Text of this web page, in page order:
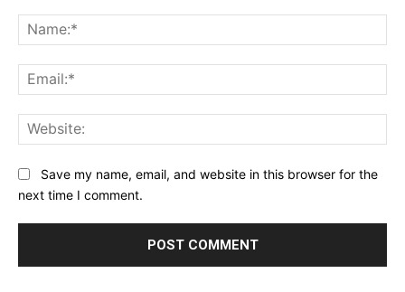
Save my name, email, and website in this browser for the
next time I comment.